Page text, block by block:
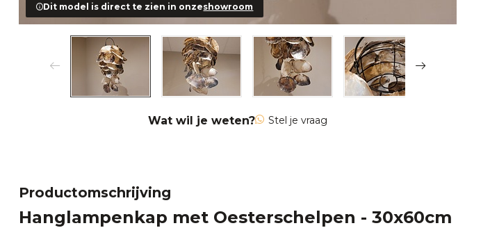
Dit model is direct te zien in onzeshowroom
Wat wil je weten? Stel je vraag
Productomschrijving
Hanglampenkap met Oesterschelpen - 30x60cm